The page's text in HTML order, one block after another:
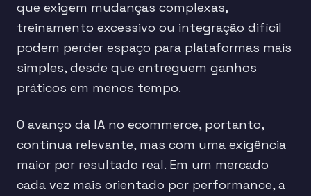
que exigem mudanças complexas,
treinamento excessivo ou integração difícil
podem perder espaço para plataformas mais
simples, desde que entreguem ganhos
práticos em menos tempo.
O avanço da IA no ecommerce, portanto,
continua relevante, mas com uma exigência
maior por resultado real. Em um mercado
cada vez mais orientado por performance, a